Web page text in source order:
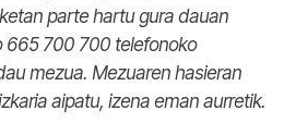
parte hartu gura dauan
665 700 700 telefonoko
mezua. Mezuaren hasieran
aipatu, izena eman aurretik.